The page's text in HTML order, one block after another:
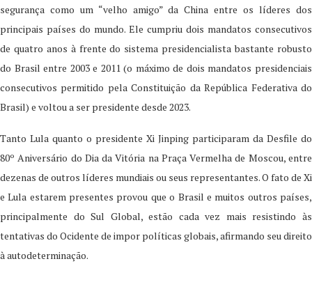
segurança como um “velho amigo” da China entre os líderes dos
principais países do mundo. Ele cumpriu dois mandatos consecutivos
de quatro anos à frente do sistema presidencialista bastante robusto
do Brasil entre 2003 e 2011 (o máximo de dois mandatos presidenciais
consecutivos permitido pela Constituição da República Federativa do
Brasil) e voltou a ser presidente desde 2023.
Tanto Lula quanto o presidente Xi Jinping participaram da Desfile do
80º Aniversário do Dia da Vitória na Praça Vermelha de Moscou, entre
dezenas de outros líderes mundiais ou seus representantes. O fato de Xi
e Lula estarem presentes provou que o Brasil e muitos outros países,
principalmente do Sul Global, estão cada vez mais resistindo às
tentativas do Ocidente de impor políticas globais, afirmando seu direito
à autodeterminação.